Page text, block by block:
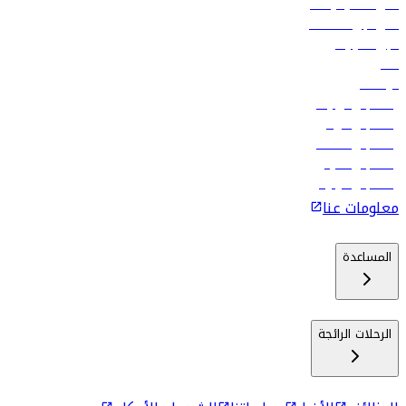
أدنى أسعار الرحلات
فلاي دبي للعطلات
تأجير السيارات
فنادق
الوظائف
رحلات إلى تبيليسي
رحلات إلى الرياض
رحلات إلى مسقط
رحلات إلى ماليه
رحلات إلى كولومبو
معلومات عنا
المساعدة
الرحلات الرائجة